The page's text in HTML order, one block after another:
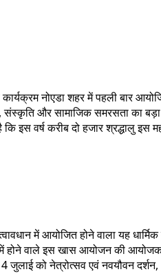
नोएडा शहर में पहली बार
संस्कृति और सामाजिक समरसता का
इस वर्ष करीब दो हजार श्रद्धालु
में आयोजित होने वाला यह
वाले इस खास आयोजन की आयोजक
जुलाई को नेत्रोत्सव एवं नवयौवन